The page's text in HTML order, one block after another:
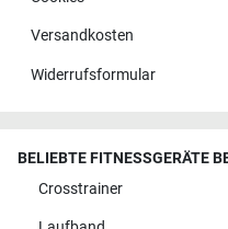
Versandkosten
Widerrufsformular
BELIEBTE FITNESSGERÄTE
Crosstrainer